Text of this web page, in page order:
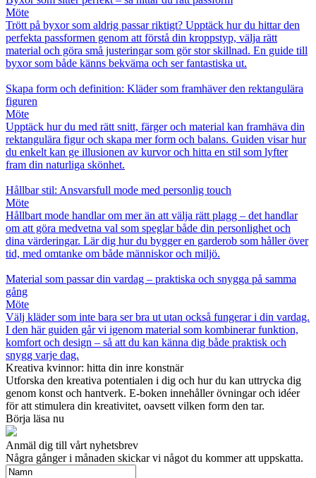
Möte
Trött på byxor som aldrig passar riktigt? Upptäck hur du hittar den
perfekta passformen genom att förstå din kroppstyp, välja rätt
material och göra små justeringar som gör stor skillnad. En guide till
byxor som både känns bekväma och ser fantastiska ut.
Skapa form och definition: Kläder som framhäver den rektangulära
figuren
Möte
Upptäck hur du med rätt snitt, färger och material kan framhäva din
rektangulära figur och skapa mer form och balans. Guiden visar hur
du enkelt kan ge illusionen av kurvor och hitta en stil som lyfter
fram din naturliga skönhet.
Hållbar stil: Ansvarsfull mode med personlig touch
Möte
Hållbart mode handlar om mer än att välja rätt plagg – det handlar
om att göra medvetna val som speglar både din personlighet och
dina värderingar. Lär dig hur du bygger en garderob som håller över
tid, med omtanke om både människor och miljö.
Material som passar din vardag – praktiska och snygga på samma
gång
Möte
Välj kläder som inte bara ser bra ut utan också fungerar i din vardag.
I den här guiden går vi igenom material som kombinerar funktion,
komfort och design – så att du kan känna dig både praktisk och
snygg varje dag.
Kreativa kvinnor: hitta din inre konstnär
Utforska den kreativa potentialen i dig och hur du kan uttrycka dig
genom konst och hantverk. E-boken innehåller övningar och idéer
för att stimulera din kreativitet, oavsett vilken form den tar.
Börja läsa nu
Anmäl dig till vårt nyhetsbrev
Några gånger i månaden skickar vi något du kommer att uppskatta.